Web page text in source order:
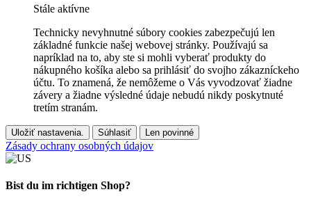
Stále aktívne
Technicky nevyhnutné súbory cookies zabezpečujú len
základné funkcie našej webovej stránky. Používajú sa
napríklad na to, aby ste si mohli vyberať produkty do
nákupného košíka alebo sa prihlásiť do svojho zákazníckeho
účtu. To znamená, že nemôžeme o Vás vyvodzovať žiadne
závery a žiadne výsledné údaje nebudú nikdy poskytnuté
tretím stranám.
Uložiť nastavenia. Súhlasiť Len povinné
Zásady ochrany osobných údajov
Bist du im richtigen Shop?